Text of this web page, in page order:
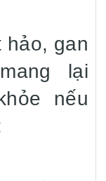
hảo, gan
lại
nếu